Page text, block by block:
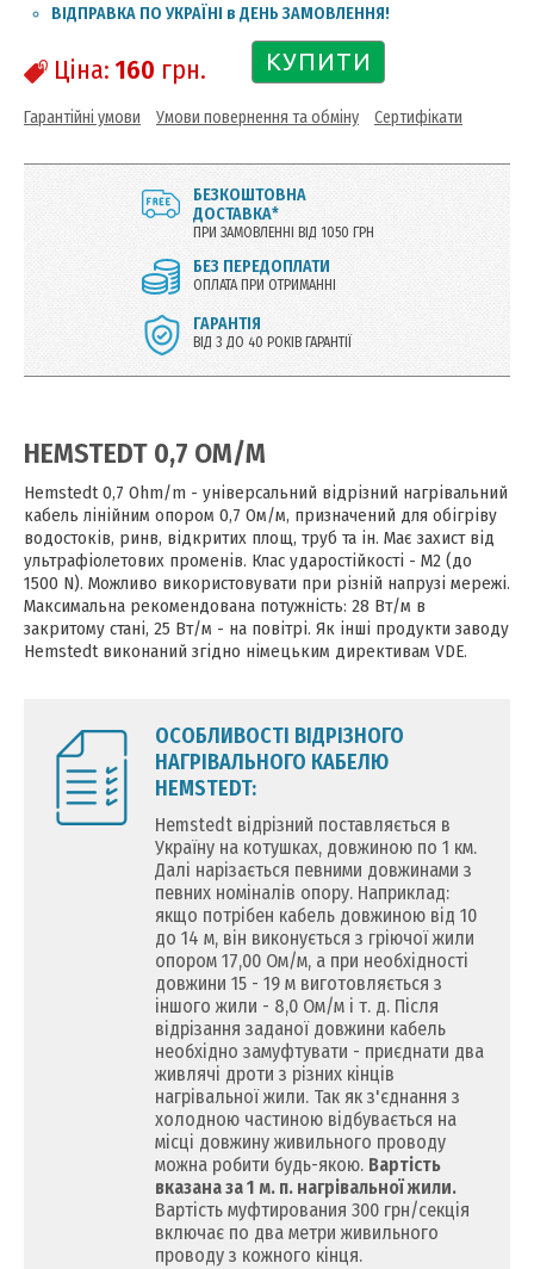
ВІДПРАВКА ПО УКРАЇНІ в ДЕНЬ ЗАМОВЛЕННЯ!
Ціна: 160 грн. КУПИТИ
Гарантійні умови Умови повернення та обміну Сертифікати
БЕЗКОШТОВНА
ДОСТАВКА*
ПРИ ЗАМОВЛЕННІ ВІД 1050 ГРН
БЕЗ ПЕРЕДОПЛАТИ
ОПЛАТА ПРИ ОТРИМАННІ
ГАРАНТІЯ
ВІД 3 ДО 40 РОКІВ ГАРАНТІЇ
HEMSTEDT 0,7 ОМ/М
Hemstedt 0,7 Ohm/m - універсальний відрізний нагрівальний
кабель лінійним опором 0,7 Ом/м, призначений для обігріву
водостоків, ринв, відкритих площ, труб та ін. Має захист від
ультрафіолетових променів. Клас ударостійкості - M2 (до
1500 N). Можливо використовувати при різній напрузі мережі.
Максимальна рекомендована потужність: 28 Вт/м в
закритому стані, 25 Вт/м - на повітрі. Як інші продукти заводу
Hemstedt виконаний згідно німецьким директивам VDE.
ОСОБЛИВОСТІ ВІДРІЗНОГО
НАГРІВАЛЬНОГО КАБЕЛЮ
HEMSTEDT:
Hemstedt відрізний поставляється в
Україну на котушках, довжиною по 1 км.
Далі нарізається певними довжинами з
певних номіналів опору. Наприклад:
якщо потрібен кабель довжиною від 10
до 14 м, він виконується з гріючої жили
опором 17,00 Ом/м, а при необхідності
довжини 15 - 19 м виготовляється з
іншого жили - 8,0 Ом/м і т. д. Після
відрізання заданої довжини кабель
необхідно замуфтувати - приєднати два
живлячі дроти з різних кінців
нагрівальної жили. Так як з'єднання з
холодною частиною відбувається на
місці довжину живильного проводу
можна робити будь-якою. Вартість
вказана за 1 м. п. нагрівальної жили.
Вартість муфтирования 300 грн/секція
включає по два метри живильного
проводу з кожного кінця.